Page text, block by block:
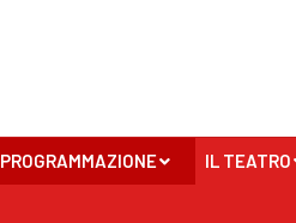
+
PROGRAMMAZIONE IL TEATRO